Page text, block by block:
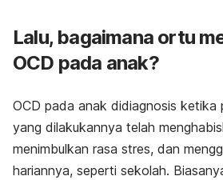
Lalu, bagaimana ortu
OCD pada anak?
OCD pada anak didiagnosis ketika
yang dilakukannya telah
menimbulkan rasa stres, dan
hariannya, seperti sekolah.